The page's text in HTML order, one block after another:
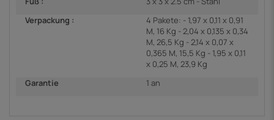
Verpackung :
4 Pakete: - 1,97 x 0,11 x 0,91
M, 16 Kg - 2,04 x 0,135 x 0,34
M, 26,5 Kg - 2,14 x 0,07 x
0,365 M, 15,5 Kg - 1,95 x 0,11
x 0,25 M, 23,9 Kg
Garantie
1 an